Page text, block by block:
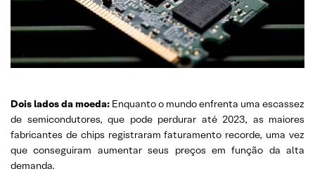
Dois lados da moeda: Enquanto o mundo enfrenta uma escassez
de semicondutores, que pode perdurar até 2023, as maiores
fabricantes de chips registraram faturamento recorde, uma vez
que conseguiram aumentar seus preços em função da alta
demanda.